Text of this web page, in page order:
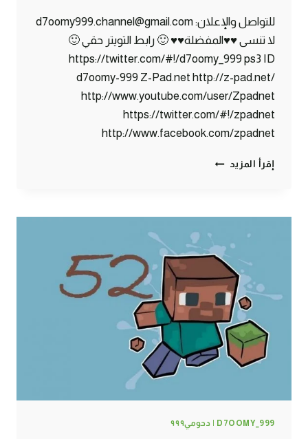
للتواصل والإعلان: d7oomy999.channel@gmail.com
لا تنسى ♥♥المفضلة♥♥ 🙂 رابط التويتر حقي 🙂
https://twitter.com/#!/d7oomy_999 ps3 ID
d7oomy-999 Z-Pad.net http://z-pad.net/
http://www.youtube.com/user/Zpadnet
https://twitter.com/#!/zpadnet
http://www.facebook.com/zpadnet
إقرأ المزيد ماين
اختبارات
53#
MINECRAFT
:
D7OOMY999
D7OOMY_999 | دحومي٩٩٩